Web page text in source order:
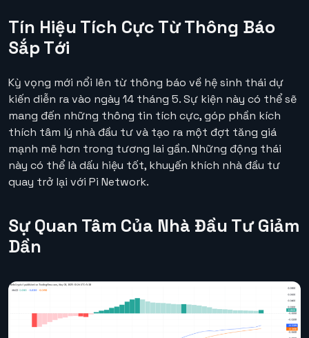
Tín Hiệu Tích Cực Từ Thông Báo
Sắp Tới
Kỳ vọng mới nổi lên từ thông báo về hệ sinh thái dự
kiến diễn ra vào ngày 14 tháng 5. Sự kiện này có thể sẽ
mang đến những thông tin tích cực, góp phần kích
thích tâm lý nhà đầu tư và tạo ra một đợt tăng giá
mạnh mẽ hơn trong tương lai gần. Những động thái
này có thể là dấu hiệu tốt, khuyến khích nhà đầu tư
quay trở lại với Pi Network.
Sự Quan Tâm Của Nhà Đầu Tư Giảm
Dần